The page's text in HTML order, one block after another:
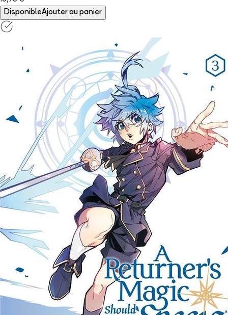
DisponibleAjouter au panier